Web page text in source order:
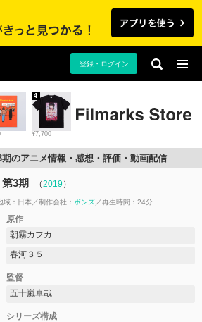
登録・ログイン
¥7,700
4
のアニメ情報・感想・評価・動画配信
3期 （2019）
域： 日本 制作会社： ボンズ 再生時間：24分
原作
朝霧カフカ
春河３５
監督
五十嵐卓哉
シリーズ構成